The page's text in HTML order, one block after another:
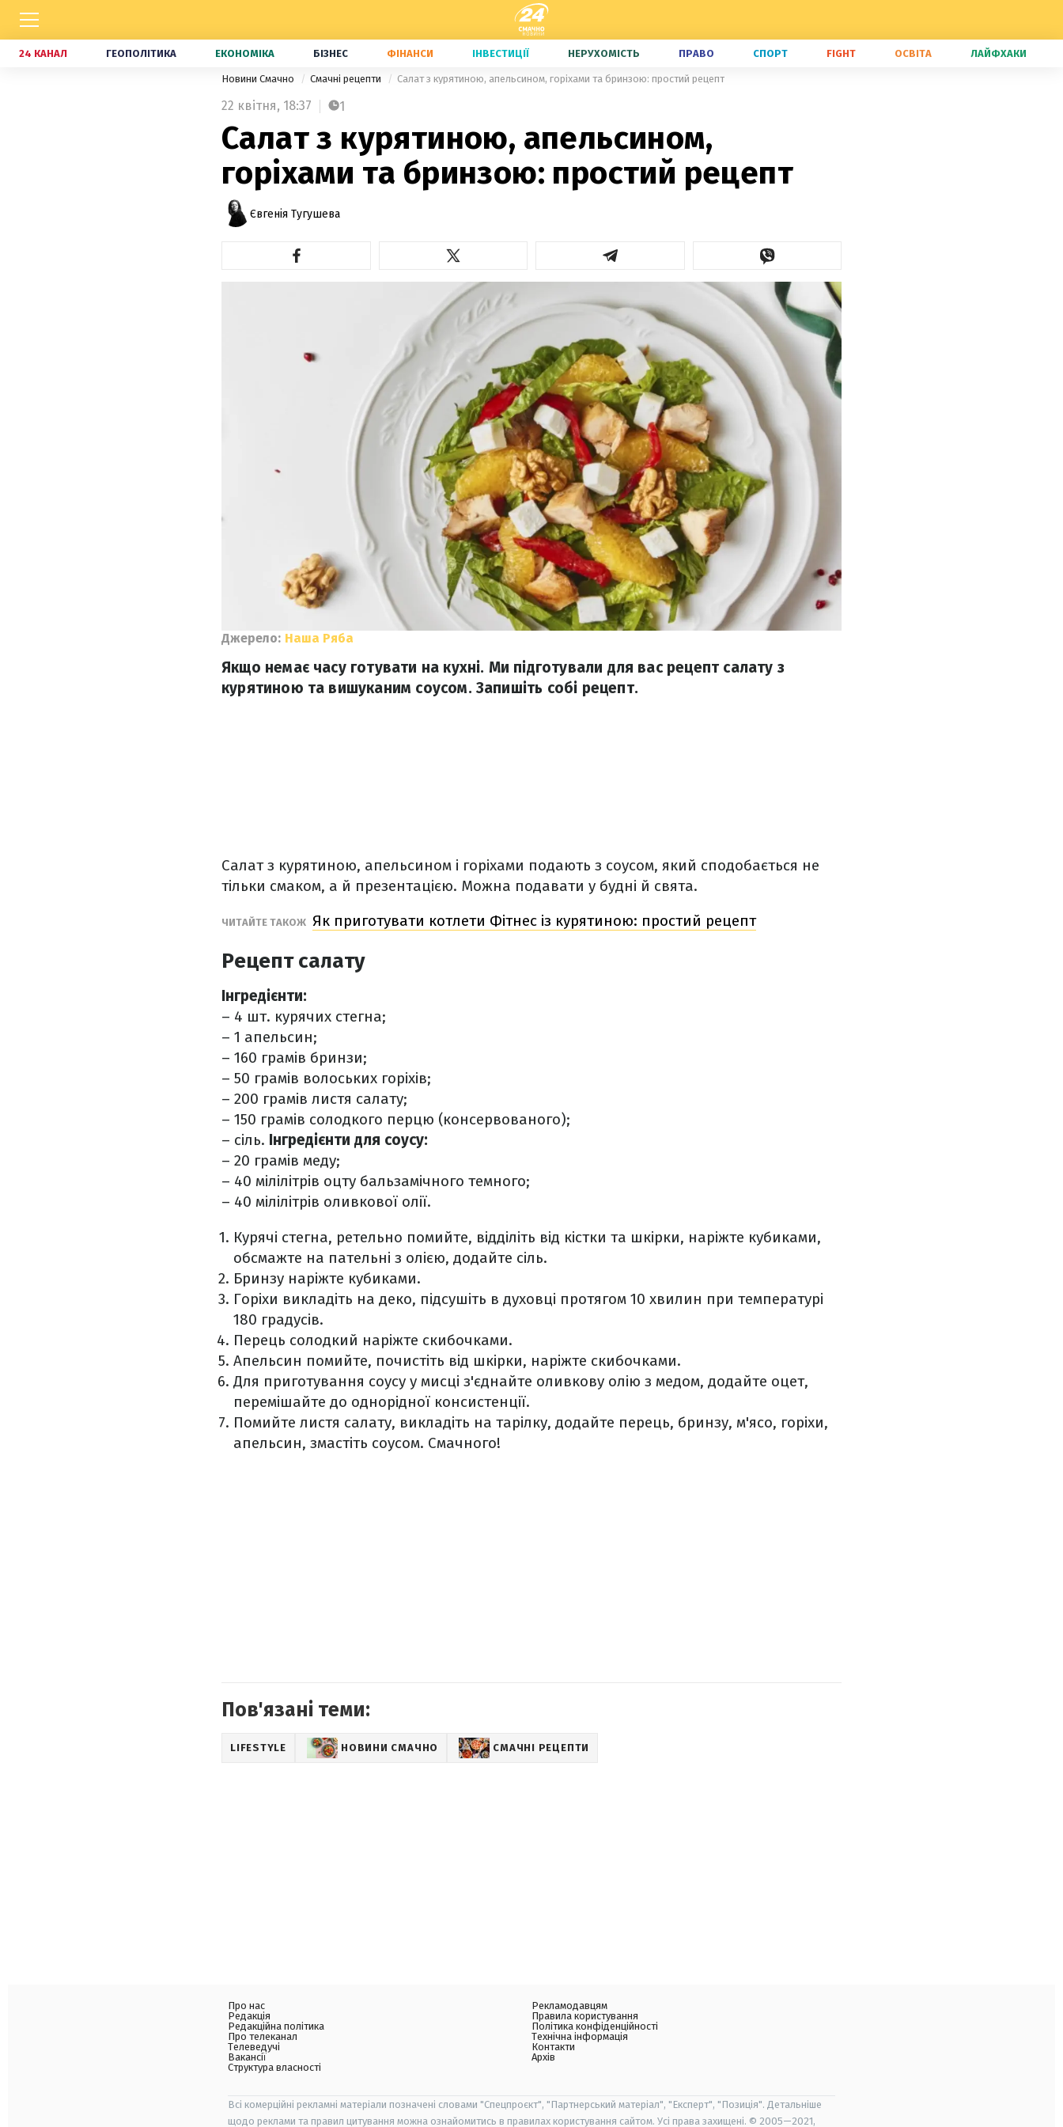
24 КАНАЛ ГЕОПОЛІТИКА ЕКОНОМІКА БІЗНЕС ФІНАНСИ ІНВЕСТИЦІЇ НЕРУХОМІСТЬ ПРАВО СПОРТ FIGHT ОСВІТА ЛАЙФХАКИ
Новини Смачно Смачні рецепти Салат з курятиною, апельсином, горіхами та бринзою: простий рецепт
22 квітня, 18:37 1
Салат з курятиною, апельсином,
горіхами та бринзою: простий рецепт
Євгенія Тугушева
Джерело: Наша Ряба
Якщо немає часу готувати на кухні. Ми підготували для вас рецепт салату з
курятиною та вишуканим соусом. Запишіть собі рецепт.
Салат з курятиною, апельсином і горіхами подають з соусом, який сподобається не
тільки смаком, а й презентацією. Можна подавати у будні й свята.
ЧИТАЙТЕ ТАКОЖ Як приготувати котлети Фітнес із курятиною: простий рецепт
Рецепт салату
Інгредієнти:
– 4 шт. курячих стегна;
– 1 апельсин;
– 160 грамів бринзи;
– 50 грамів волоських горіхів;
– 200 грамів листя салату;
– 150 грамів солодкого перцю (консервованого);
– сіль. Інгредієнти для соусу:
– 20 грамів меду;
– 40 мілілітрів оцту бальзамічного темного;
– 40 мілілітрів оливкової олії.
Курячі стегна, ретельно помийте, відділіть від кістки та шкірки, наріжте кубиками,
обсмажте на пательні з олією, додайте сіль.
Бринзу наріжте кубиками.
Горіхи викладіть на деко, підсушіть в духовці протягом 10 хвилин при температурі
180 градусів.
Перець солодкий наріжте скибочками.
Апельсин помийте, почистіть від шкірки, наріжте скибочками.
Для приготування соусу у мисці з'єднайте оливкову олію з медом, додайте оцет,
перемішайте до однорідної консистенції.
Помийте листя салату, викладіть на тарілку, додайте перець, бринзу, м'ясо, горіхи,
апельсин, змастіть соусом. Смачного!
Пов'язані теми:
LIFESTYLE НОВИНИ СМАЧНО СМАЧНІ РЕЦЕПТИ
Про нас
Редакція
Редакційна політика
Про телеканал
Телеведучі
Вакансії
Структура власності
Рекламодавцям
Правила користування
Політика конфіденційності
Технічна інформація
Контакти
Архів
Всі комерційні рекламні матеріали позначені словами "Спецпроєкт", "Партнерський матеріал", "Експерт", "Позиція". Детальніше
щодо реклами та правил цитування можна ознайомитись в правилах користування сайтом. Усі права захищені. © 2005—2021,